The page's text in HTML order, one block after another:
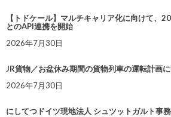
【トドケール】マルチキャリア化に向けて、
とのAPI連携を開始
2026年7月30日
JR貨物／お盆休み期間の貨物列車の運転計画
2026年7月30日
にしてつドイツ現地法人 シュツットガルト事